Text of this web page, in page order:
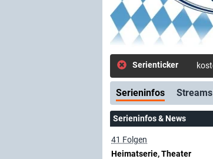
Serienticker
Serieninfos Streams
Serieninfos & News
41 Folgen
Heimatserie, Theater